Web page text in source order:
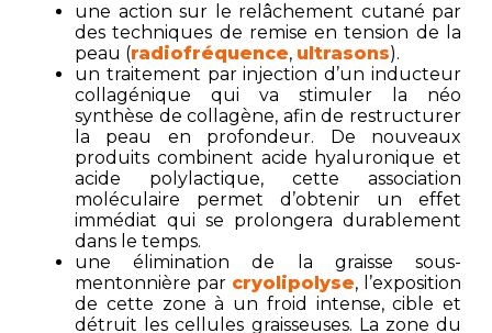
une action sur le relâchement cutané par
des techniques de remise en tension de la
peau (radiofréquence, ultrasons).
un traitement par injection d’un inducteur
collagénique qui va stimuler la néo
synthèse de collagène, afin de restructurer
la peau en profondeur. De nouveaux
produits combinent acide hyaluronique et
acide polylactique, cette association
moléculaire permet d’obtenir un effet
immédiat qui se prolongera durablement
dans le temps.
une élimination de la graisse sous-
mentonnière par cryolipolyse, l’exposition
de cette zone à un froid intense, cible et
détruit les cellules graisseuses. La zone du